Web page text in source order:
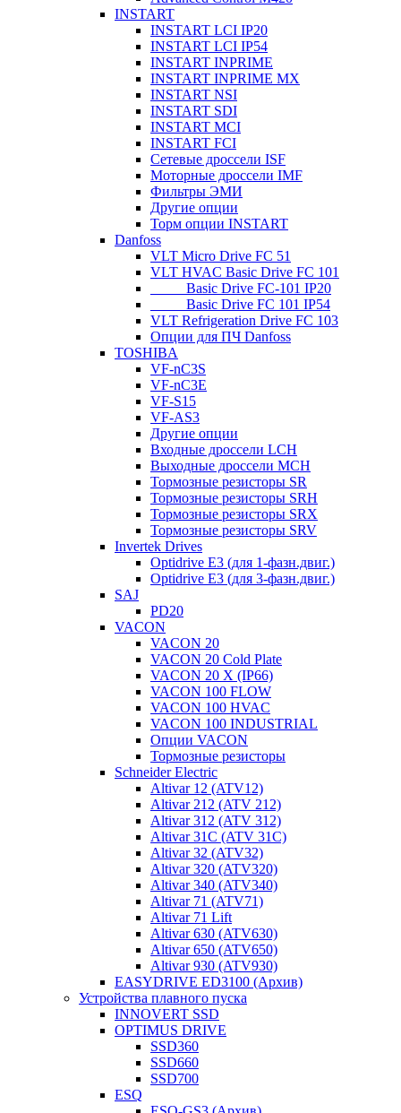
INSTART
INSTART LCI IP20
INSTART LCI IP54
INSTART INPRIME
INSTART INPRIME MX
INSTART NSI
INSTART SDI
INSTART MCI
INSTART FCI
Сетевые дроссели ISF
Моторные дроссели IMF
Фильтры ЭМИ
Другие опции
Торм опции INSTART
Danfoss
VLT Micro Drive FC 51
VLT HVAC Basic Drive FC 101
_____Basic Drive FC-101 IP20
_____Basic Drive FC 101 IP54
VLT Refrigeration Drive FC 103
Опции для ПЧ Danfoss
TOSHIBA
VF-nC3S
VF-nC3E
VF-S15
VF-AS3
Другие опции
Входные дроссели LCH
Выходные дроссели MCH
Тормозные резисторы SR
Тормозные резисторы SRH
Тормозные резисторы SRX
Тормозные резисторы SRV
Invertek Drives
Optidrive E3 (для 1-фазн.двиг.)
Optidrive E3 (для 3-фазн.двиг.)
SAJ
PD20
VACON
VACON 20
VACON 20 Cold Plate
VACON 20 X (IP66)
VACON 100 FLOW
VACON 100 HVAC
VACON 100 INDUSTRIAL
Опции VACON
Тормозные резисторы
Schneider Electric
Altivar 12 (ATV12)
Altivar 212 (ATV 212)
Altivar 312 (ATV 312)
Altivar 31C (ATV 31C)
Altivar 32 (ATV32)
Altivar 320 (ATV320)
Altivar 340 (ATV340)
Altivar 71 (ATV71)
Altivar 71 Lift
Altivar 630 (ATV630)
Altivar 650 (ATV650)
Altivar 930 (ATV930)
EASYDRIVE ED3100 (Архив)
Устройства плавного пуска
INNOVERT SSD
OPTIMUS DRIVE
SSD360
SSD660
SSD700
ESQ